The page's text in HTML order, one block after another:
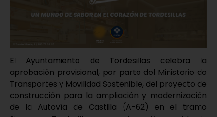
El Ayuntamiento de Tordesillas celebra la
aprobación provisional, por parte del Ministerio de
Transportes y Movilidad Sostenible, del proyecto de
construcción para la ampliación y modernización
de la Autovía de Castilla (A-62) en el tramo